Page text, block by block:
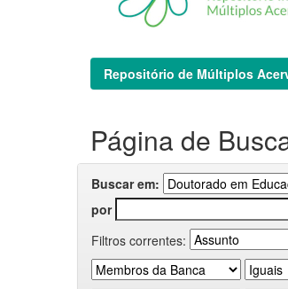
Repositório de Múltiplos
Página de
Buscar em:
por
Filtros correntes: